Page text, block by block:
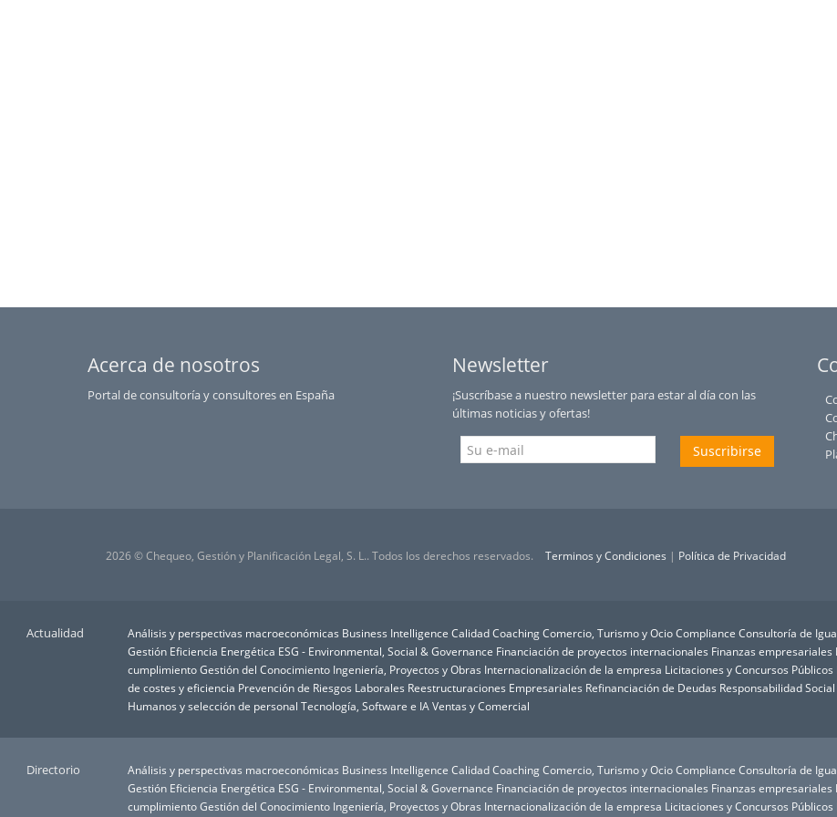
Acerca de nosotros
Portal de consultoría y consultores en España
Newsletter
¡Suscríbase a nuestro newsletter para estar al día con las
últimas noticias y ofertas!
Suscribirse
2026 © Chequeo, Gestión y Planificación Legal, S. L.. Todos los derechos reservados. Terminos y Condiciones | Política de Privacidad
Actualidad Análisis y perspectivas macroeconómicas Business Intelligence Calidad Coaching Comercio, Turismo y Ocio Compliance Consultoría de
Gestión Eficiencia Energética ESG - Environmental, Social & Governance Financiación de proyectos internacionales Finanzas empresariales
cumplimiento Gestión del Conocimiento Ingeniería, Proyectos y Obras Internacionalización de la empresa Licitaciones y Concursos Públicos
de costes y eficiencia Prevención de Riesgos Laborales Reestructuraciones Empresariales Refinanciación de Deudas Responsabilidad
Humanos y selección de personal Tecnología, Software e IA Ventas y Comercial
Directorio Análisis y perspectivas macroeconómicas Business Intelligence Calidad Coaching Comercio, Turismo y Ocio Compliance Consultoría de
Gestión Eficiencia Energética ESG - Environmental, Social & Governance Financiación de proyectos internacionales Finanzas empresariales
cumplimiento Gestión del Conocimiento Ingeniería, Proyectos y Obras Internacionalización de la empresa Licitaciones y Concursos Públicos